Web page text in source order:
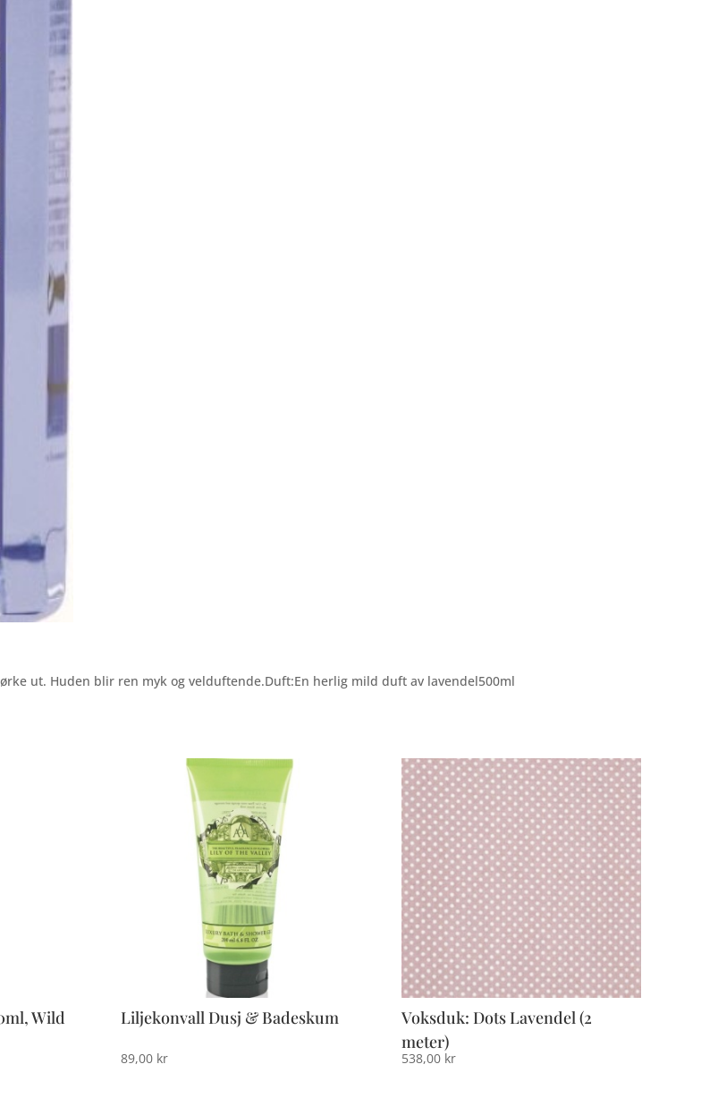
ut. Huden blir ren myk og velduftende.Duft:En herlig mild duft av lavendel500ml
Wild
Liljekonvall Dusj & Badeskum
89,00 kr
Voksduk: Dots Lavendel (2
meter)
538,00 kr